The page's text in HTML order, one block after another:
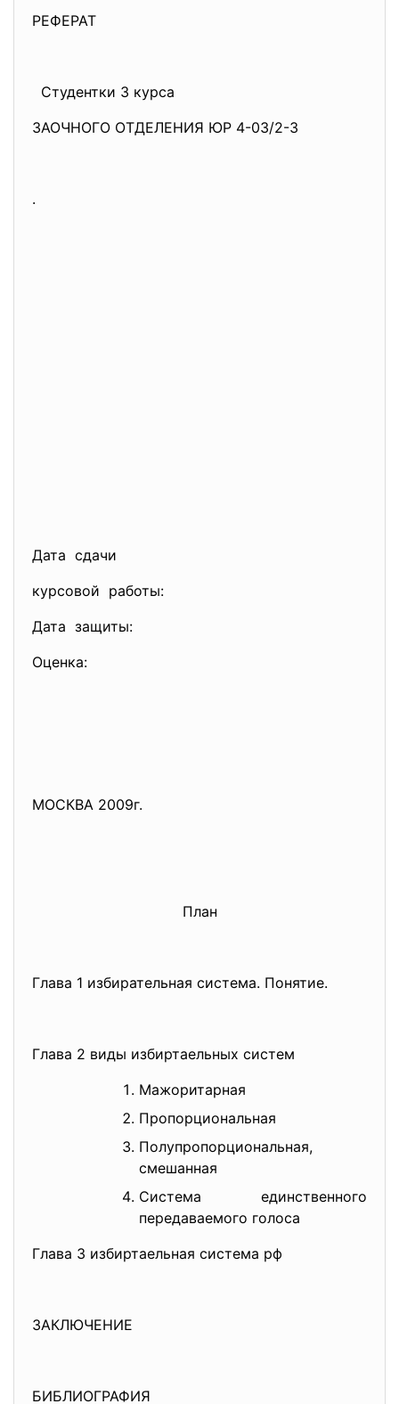
РЕФЕРАТ
Студентки 3 курса
ЗАОЧНОГО ОТДЕЛЕНИЯ ЮР 4-03/2-3
.
Дата сдачи
курсовой работы:
Дата защиты:
Оценка:
МОСКВА 2009г.
План
Глава 1 избирательная система. Понятие.
Глава 2 виды избиртаельных систем
Мажоритарная
Пропорциональная
Полупропорциональная,
смешанная
Система единственного
передаваемого голоса
Глава 3 избиртаельная система рф
ЗАКЛЮЧЕНИЕ
БИБЛИОГРАФИЯ